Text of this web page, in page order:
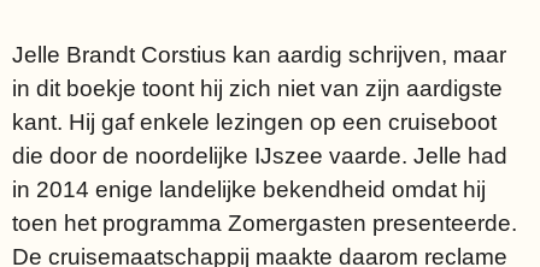
Jelle Brandt Corstius kan aardig schrijven, maar
in dit boekje toont hij zich niet van zijn aardigste
kant. Hij gaf enkele lezingen op een cruiseboot
die door de noordelijke IJszee vaarde. Jelle had
in 2014 enige landelijke bekendheid omdat hij
toen het programma Zomergasten presenteerde.
De cruisemaatschappij maakte daarom reclame